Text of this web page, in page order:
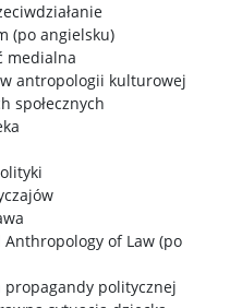
(po angielsku)
medialna
w antropologii kulturowej
społecznych
Anthropology of Law (po
propagandy politycznej